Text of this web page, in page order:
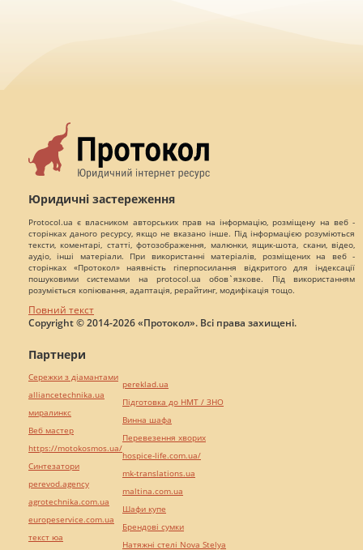
Юридичні застереження
Protocol.ua є власником авторських прав на інформацію, розміщену на веб -
сторінках даного ресурсу, якщо не вказано інше. Під інформацією розуміються
тексти, коментарі, статті, фотозображення, малюнки, ящик-шота, скани, відео,
аудіо, інші матеріали. При використанні матеріалів, розміщених на веб -
сторінках «Протокол» наявність гіперпосилання відкритого для індексації
пошуковими системами на protocol.ua обов`язкове. Під використанням
розуміється копіювання, адаптація, рерайтинг, модифікація тощо.
Повний текст
Copyright © 2014-2026 «Протокол». Всі права захищені.
Партнери
Сережки з діамантами
alliancetechnika.ua
миралинкс
Веб мастер
https://motokosmos.ua/
Синтезатори
perevod.agency
agrotechnika.com.ua
europeservice.com.ua
текст юа
pereklad.ua
Підготовка до НМТ / ЗНО
Винна шафа
Перевезення хворих
hospice-life.com.ua/
mk-translations.ua
maltina.com.ua
Шафи купе
Брендові сумки
Натяжні стелі Nova Stelya